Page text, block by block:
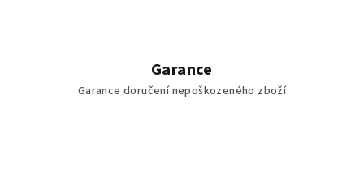
Garance
Garance doručení nepoškozeného zboží